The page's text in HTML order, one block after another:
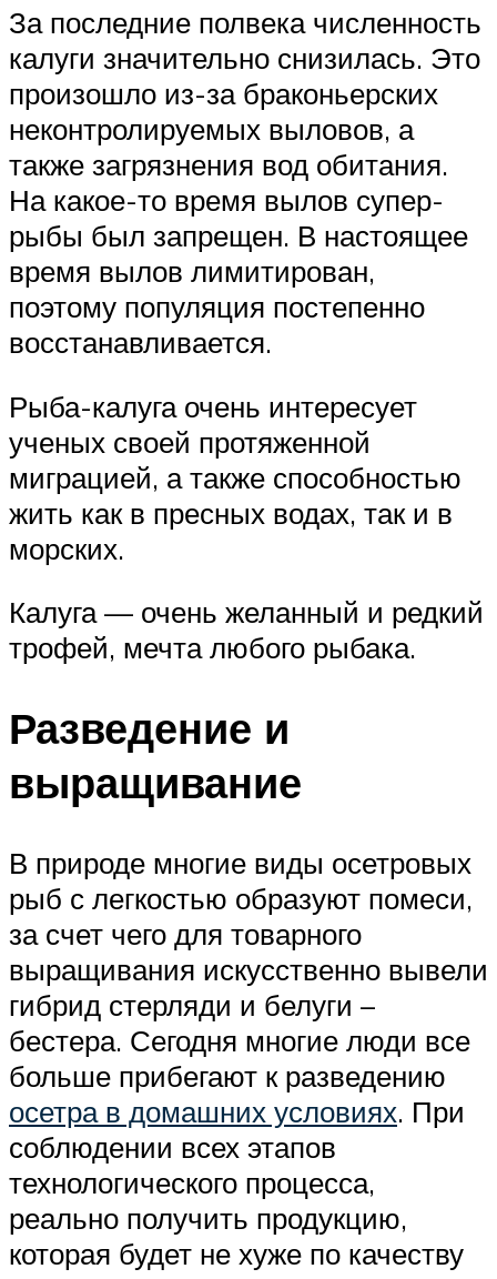
За последние полвека численность
калуги значительно снизилась. Это
произошло из-за браконьерских
неконтролируемых выловов, а
также загрязнения вод обитания.
На какое-то время вылов супер-
рыбы был запрещен. В настоящее
время вылов лимитирован,
поэтому популяция постепенно
восстанавливается.
Рыба-калуга очень интересует
ученых своей протяженной
миграцией, а также способностью
жить как в пресных водах, так и в
морских.
Калуга — очень желанный и редкий
трофей, мечта любого рыбака.
Разведение и
выращивание
В природе многие виды осетровых
рыб с легкостью образуют помеси,
за счет чего для товарного
выращивания искусственно вывели
гибрид стерляди и белуги –
бестера. Сегодня многие люди все
больше прибегают к разведению
осетра в домашних условиях. При
соблюдении всех этапов
технологического процесса,
реально получить продукцию,
которая будет не хуже по качеству